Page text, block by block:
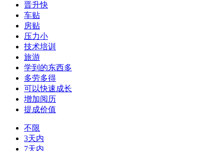
晋升快
车贴
房贴
压力小
技术培训
旅游
学到的东西多
多劳多得
可以快速成长
增加阅历
提成价值
不限
3天内
7天内